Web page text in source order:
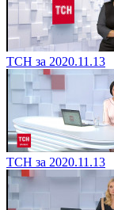
ТСН за 2020.11.13
ТСН за 2020.11.13